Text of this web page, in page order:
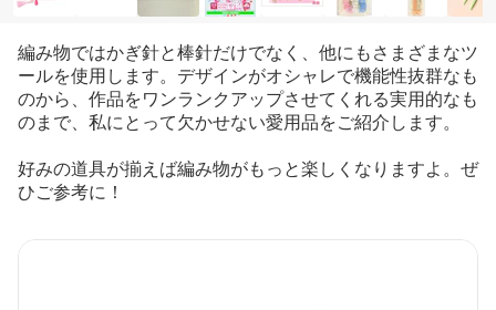
編み物ではかぎ針と棒針だけでなく、他にもさまざまなツ
ールを使用します。デザインがオシャレで機能性抜群なも
のから、作品をワンランクアップさせてくれる実用的なも
のまで、私にとって欠かせない愛用品をご紹介します。
好みの道具が揃えば編み物がもっと楽しくなりますよ。ぜ
ひご参考に！